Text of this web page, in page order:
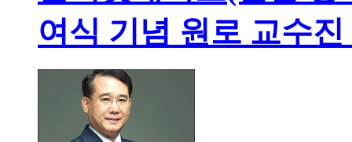
여식 기념 원로 교수